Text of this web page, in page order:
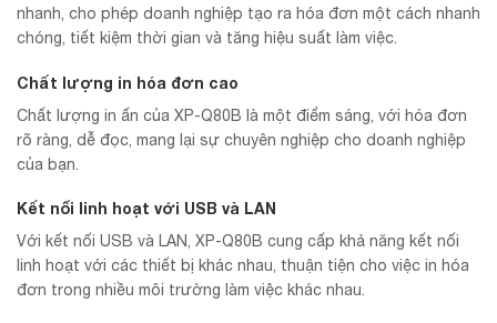
nhanh, cho phép doanh nghiệp tạo ra hóa đơn một cách nhanh
chóng, tiết kiệm thời gian và tăng hiệu suất làm việc.
Chất lượng in hóa đơn cao
Chất lượng in ấn của XP-Q80B là một điểm sáng, với hóa đơn
rõ ràng, dễ đọc, mang lại sự chuyên nghiệp cho doanh nghiệp
của bạn.
Kết nối linh hoạt với USB và LAN
Với kết nối USB và LAN, XP-Q80B cung cấp khả năng kết nối
linh hoạt với các thiết bị khác nhau, thuận tiện cho việc in hóa
đơn trong nhiều môi trường làm việc khác nhau.